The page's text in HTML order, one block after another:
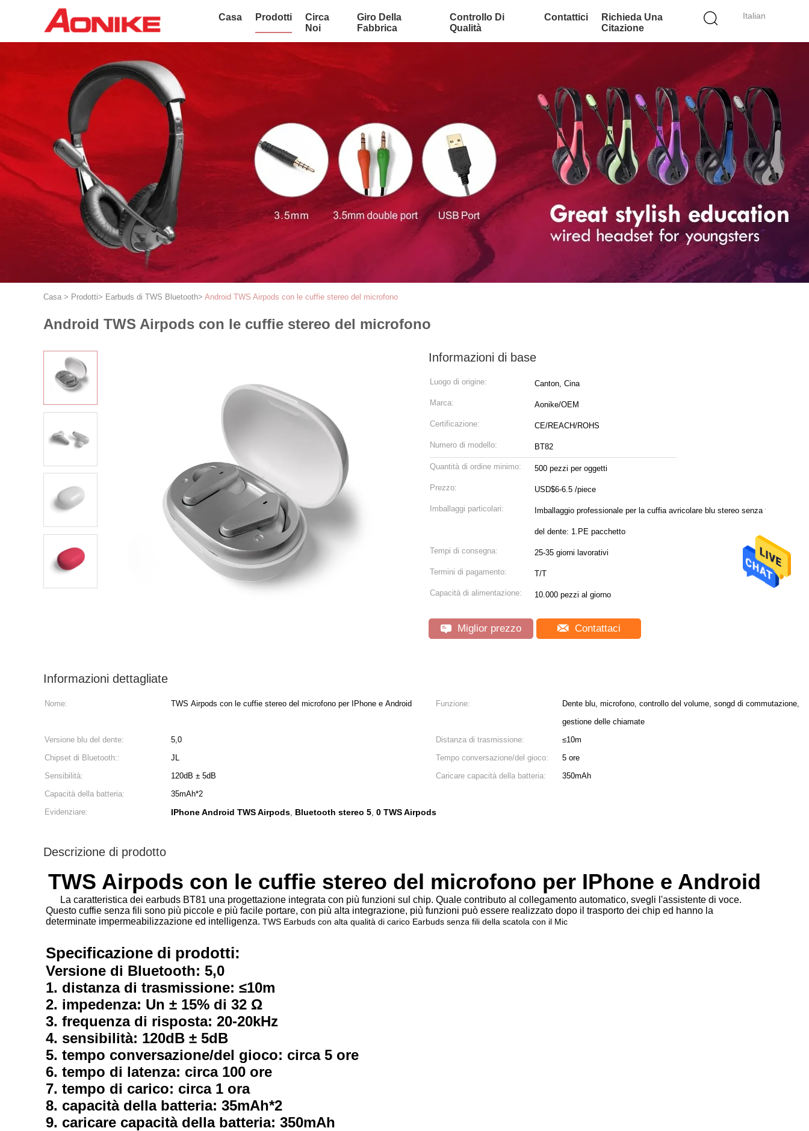
Italian
Casa Prodotti
Circa
Noi
Giro Della
Fabbrica
Controllo Di
Qualità
Contattici
Richieda Una
Citazione
Casa > Prodotti> Earbuds di TWS Bluetooth> Android TWS Airpods con le cuffie stereo del microfono
Android TWS Airpods con le cuffie stereo del microfono
Informazioni di base
Luogo di origine: Canton, Cina
Marca: Aonike/OEM
Certificazione: CE/REACH/ROHS
Numero di modello: BT82
Quantità di ordine minimo: 500 pezzi per oggetti
Prezzo: USD$6-6.5 /piece
Imballaggi particolari: Imballaggio professionale per la cuffia avricolare blu stereo senza fili
del dente: 1.PE pacchetto
Tempi di consegna: 25-35 giorni lavorativi
Termini di pagamento: T/T
Capacità di alimentazione: 10.000 pezzi al giorno
Miglior prezzo Contattaci
Informazioni dettagliate
Nome: TWS Airpods con le cuffie stereo del microfono per IPhone e Android Funzione:
Dente blu, microfono, controllo del volume, songd di commutazione,
gestione delle chiamate
Versione blu del dente:
5,0 Distanza di trasmissione:
≤10m
Chipset di Bluetooth::
JL Tempo conversazione/del gioco:
5 ore
Sensibilità:
120dB ± 5dB Caricare capacità della batteria:
350mAh
Capacità della batteria:
35mAh*2
Evidenziare:
IPhone Android TWS Airpods, Bluetooth stereo 5, 0 TWS Airpods
Descrizione di prodotto
TWS Airpods con le cuffie stereo del microfono per IPhone e Android
La caratteristica dei earbuds BT81 una progettazione integrata con più funzioni sul chip. Quale contributo al collegamento automatico, svegli l'assistente di voce.
Questo cuffie senza fili sono più piccole e più facile portare, con più alta integrazione, più funzioni può essere realizzato dopo il trasporto dei chip ed hanno la
determinate impermeabilizzazione ed intelligenza. TWS Earbuds con alta qualità di carico Earbuds senza fili della scatola con il Mic
Specificazione di prodotti:
Versione di Bluetooth: 5,0
1. distanza di trasmissione: ≤10m
2. impedenza: Un ± 15% di 32 Ω
3. frequenza di risposta: 20-20kHz
4. sensibilità: 120dB ± 5dB
5. tempo conversazione/del gioco: circa 5 ore
6. tempo di latenza: circa 100 ore
7. tempo di carico: circa 1 ora
8. capacità della batteria: 35mAh*2
9. caricare capacità della batteria: 350mAh